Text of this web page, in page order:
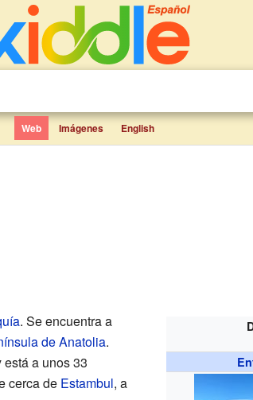
Web Imágenes English
. Se encuentra a
de Anatolia.
está a unos 33
cerca de Estambul, a